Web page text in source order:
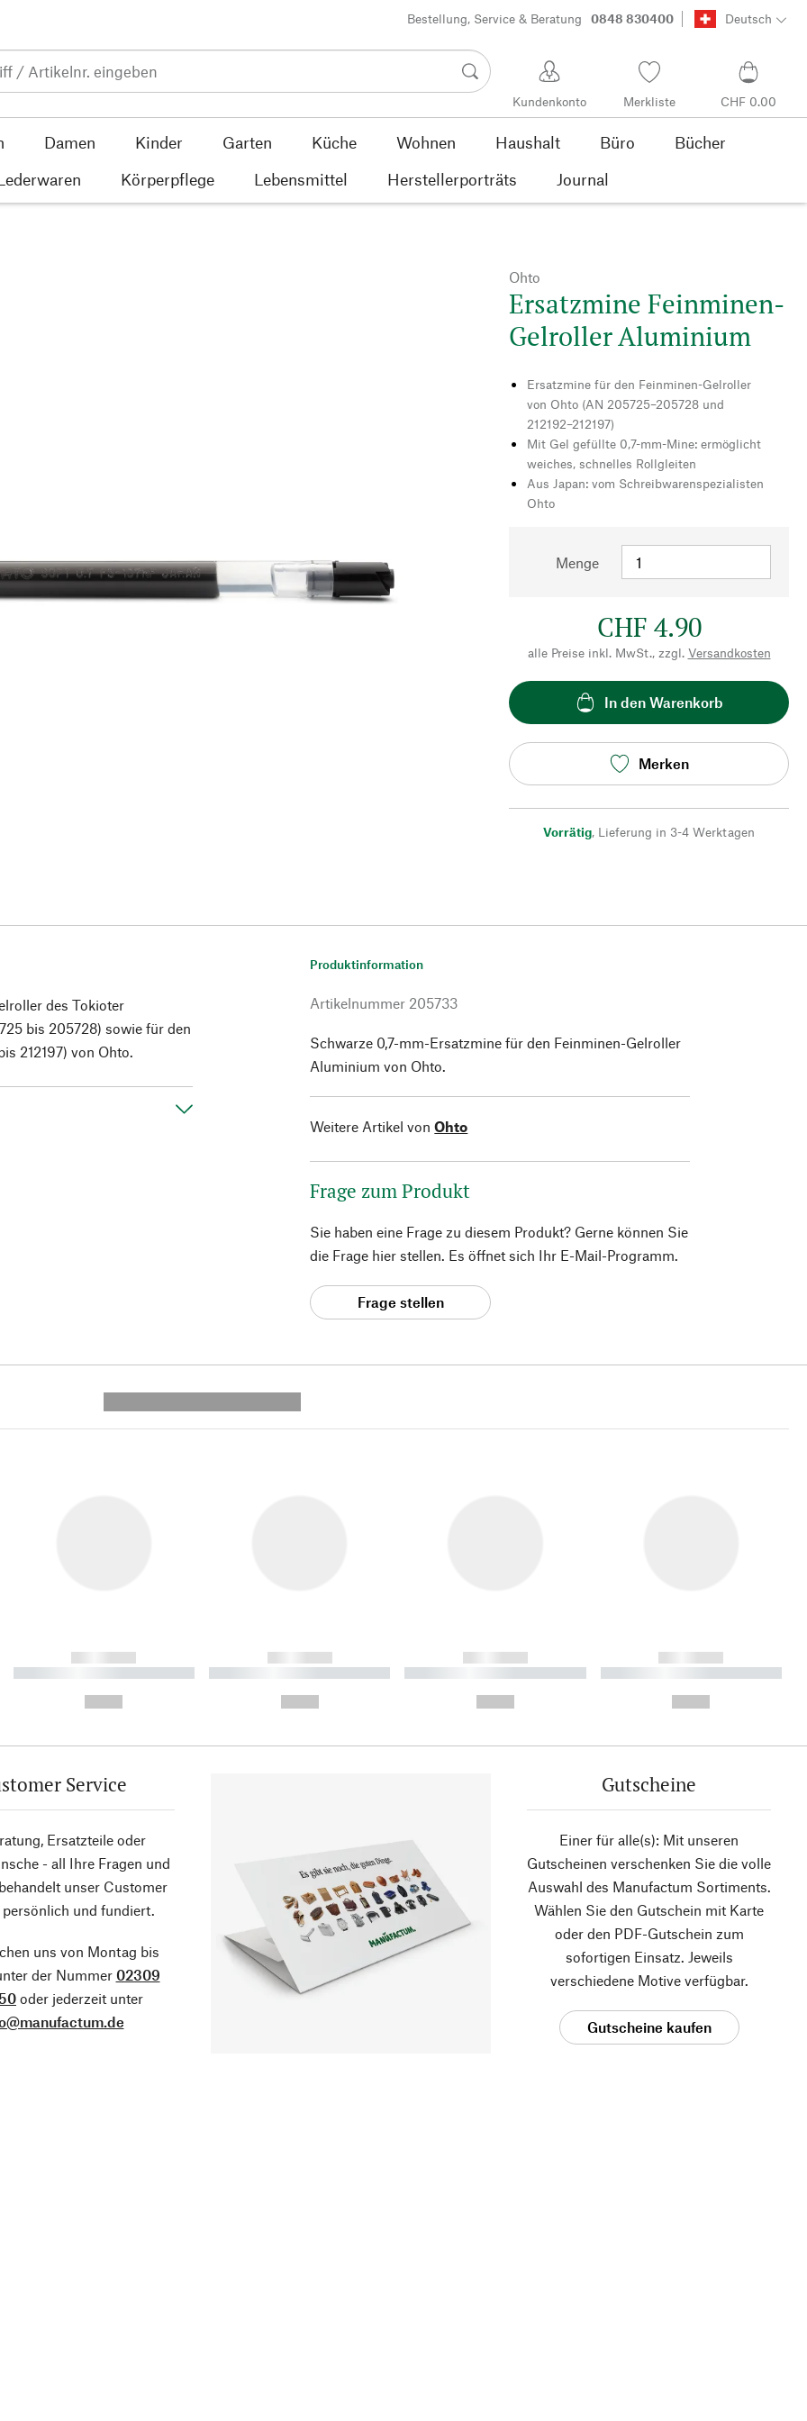
Bestellung, Service & Beratung 0848 830400 Deutsch
Kundenkonto Merkliste CHF 0.00
Damen Kinder Garten Küche Wohnen Haushalt Büro
Bücher
Körperpflege Lebensmittel Herstellerporträts Journal
Ohto
Ersatzmine Feinminen-
Gelroller Aluminium
Ersatzmine für den Feinminen-Gelroller
von Ohto (AN 205725–205728 und
212192–212197)
Mit Gel gefüllte 0,7-mm-Mine: ermöglicht
weiches, schnelles Rollgleiten
Aus Japan: vom Schreibwarenspezialisten
Ohto
Menge
CHF 4.90
alle Preise inkl. MwSt., zzgl. Versandkosten
In den Warenkorb
Merken
Vorrätig, Lieferung in 3-4 Werktagen
des Tokioter
bis 205728) sowie für den
212197) von Ohto.
Produktinformation
Artikelnummer 205733
Schwarze 0,7-mm-Ersatzmine für den Feinminen-Gelroller
Aluminium von Ohto.
Weitere Artikel von Ohto
Frage zum Produkt
Sie haben eine Frage zu diesem Produkt? Gerne können Sie
die Frage hier stellen. Es öffnet sich Ihr E-Mail-Programm.
Frage stellen
------------
----------- ----------- ----------
------------
----------- ----------- ----------
------------
----------- ----------- ----------
------------
----------- ----------- ----------
Service
Ersatzteile oder
- all Ihre Fragen und
unser Customer
und fundiert.
uns von Montag bis
der Nummer 02309
oder jederzeit unter
Gutscheine
Einer für alle(s): Mit unseren
Gutscheinen verschenken Sie die volle
Auswahl des Manufactum Sortiments.
Wählen Sie den Gutschein mit Karte
oder den PDF-Gutschein zum
sofortigen Einsatz. Jeweils
verschiedene Motive verfügbar.
Gutscheine kaufen